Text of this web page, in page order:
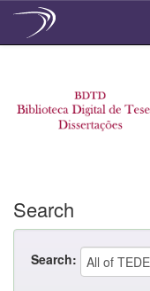
Search
Search: